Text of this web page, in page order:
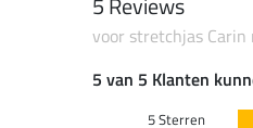
voor stretchjas Carin
5 van 5 Klanten
5 Sterren